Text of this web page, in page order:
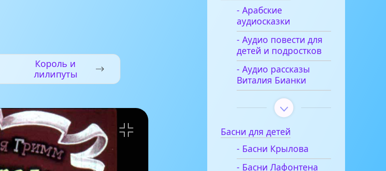
Король и
лилипуты
- Арабские
аудиосказки
- Аудио повести для
детей и подростков
- Аудио рассказы
Виталия Бианки
Басни для детей
- Басни Крылова
- Басни Лафонтена